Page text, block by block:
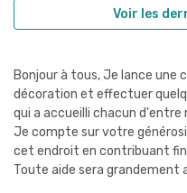
Voir les
Bonjour à tous, Je lance une
décoration et effectuer
qui a accueilli chacun d'entre
Je compte sur votre
cet endroit en contribuant
Toute aide sera grandement